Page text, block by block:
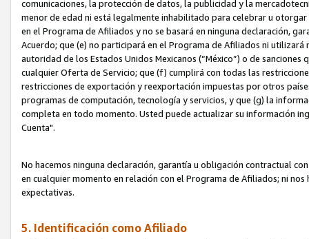
comunicaciones, la protección de datos, la publicidad y la
menor de edad ni está legalmente inhabilitado para celebrar u
en el Programa de Afiliados y no se basará en ninguna declaración,
Acuerdo; que (e) no participará en el Programa de Afiliados ni
autoridad de los Estados Unidos Mexicanos (“México”) o de
cualquier Oferta de Servicio; que (f) cumplirá con todas las
restricciones de exportación y reexportación impuestas por otros
programas de computación, tecnología y servicios, y que (g) la
completa en todo momento. Usted puede actualizar su información
Cuenta".
No hacemos ninguna declaración, garantía u obligación contractual
en cualquier momento en relación con el Programa de Afiliados; ni
expectativas.
5. Identificación como Afiliado